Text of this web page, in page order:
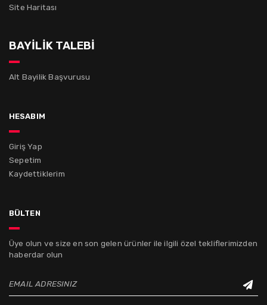
Site Haritası
BAYİLİK TALEBİ
Alt Bayilik Başvurusu
hesabım
Giriş Yap
Sepetim
Kaydettiklerim
bülten
Üye olun ve size en son gelen ürünler ile ilgili özel tekliflerimizden
haberdar olun
EMAIL ADRESINIZ